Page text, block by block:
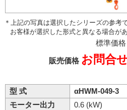
＊上記の写真は選択したシリーズの参考で
お客様が選択した形式と異なる場合があ
標準価格
販売価格 お問合
型 式
αHWM-049-3
モーター出力
0.6 (kW)